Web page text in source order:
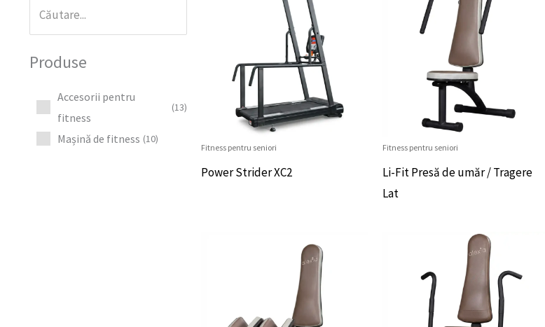
Produse
Accesorii pentru
fitness
(13)
Mașină de fitness (10)
Fitness pentru seniori
Power Strider XC2
Fitness pentru seniori
Li-Fit Presă de umăr / Tragere
Lat